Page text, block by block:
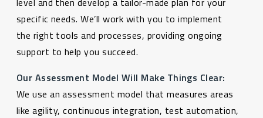
specific needs. We’ll work with you to implement
the right tools and processes, providing ongoing
support to help you succeed.
Our Assessment Model Will Make Things Clear:
We use an assessment model that measures areas
like agility, continuous integration, test automation,